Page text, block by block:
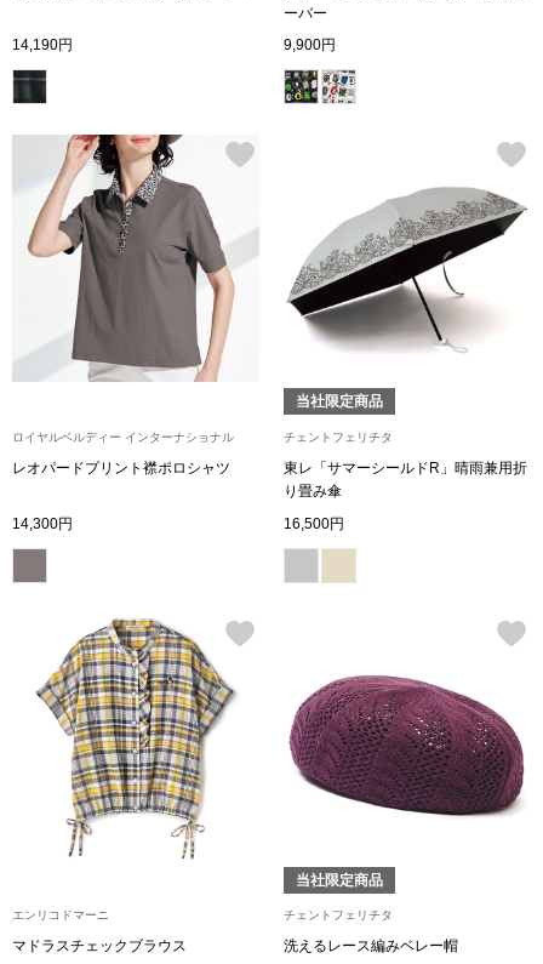
集
その他
ワンピース／
スカート
パンツ／スラ
ワイド･ガウチ
ショート･クロ
14,190円
ーバー
9,900円
ロイヤルベルディー インターナショナル
レオパードプリント襟ポロシャツ
14,300円
当社限定商品
チェントフェリチタ
東レ「サマーシールドR」晴雨兼用折
り畳み傘
16,500円
エンリコドマーニ
マドラスチェックブラウス
当社限定商品
チェントフェリチタ
洗えるレース編みベレー帽